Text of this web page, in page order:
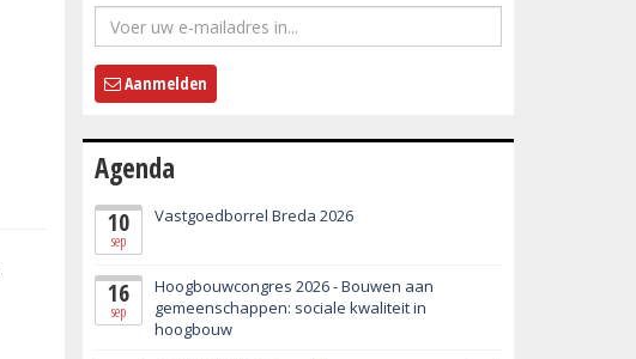
Aanmelden
Agenda
10
sep
Vastgoedborrel Breda 2026
16
sep
Hoogbouwcongres 2026 - Bouwen aan
gemeenschappen: sociale kwaliteit in
hoogbouw